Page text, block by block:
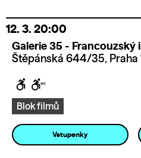
12. 3. 20:00
Galerie 35 - Francouzský
Štěpánská 644/35, Praha
Blok filmů
Vstupenky